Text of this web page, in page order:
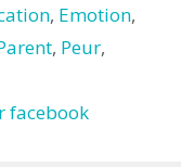
, Emotion,
, Peur,
facebook